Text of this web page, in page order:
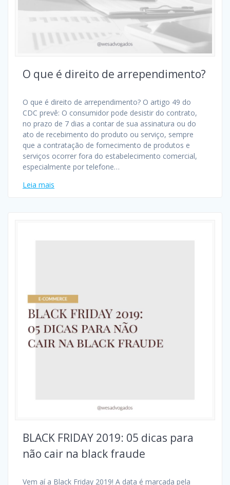
O que é direito de arrependimento?
O que é direito de arrependimento? O artigo 49 do
CDC prevê: O consumidor pode desistir do contrato,
no prazo de 7 dias a contar de sua assinatura ou do
ato de recebimento do produto ou serviço, sempre
que a contratação de fornecimento de produtos e
serviços ocorrer fora do estabelecimento comercial,
especialmente por telefone…
Leia mais
BLACK FRIDAY 2019: 05 dicas para
não cair na black fraude
Vem aí a Black Friday 2019! A data é marcada pela